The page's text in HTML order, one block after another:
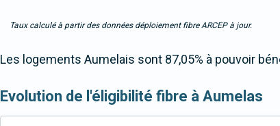
Taux calculé à partir des données déploiement fibre ARCEP à jour.
Les logements Aumelais sont 87,05% à pouvoir
Evolution de l'éligibilité fibre à Aumelas